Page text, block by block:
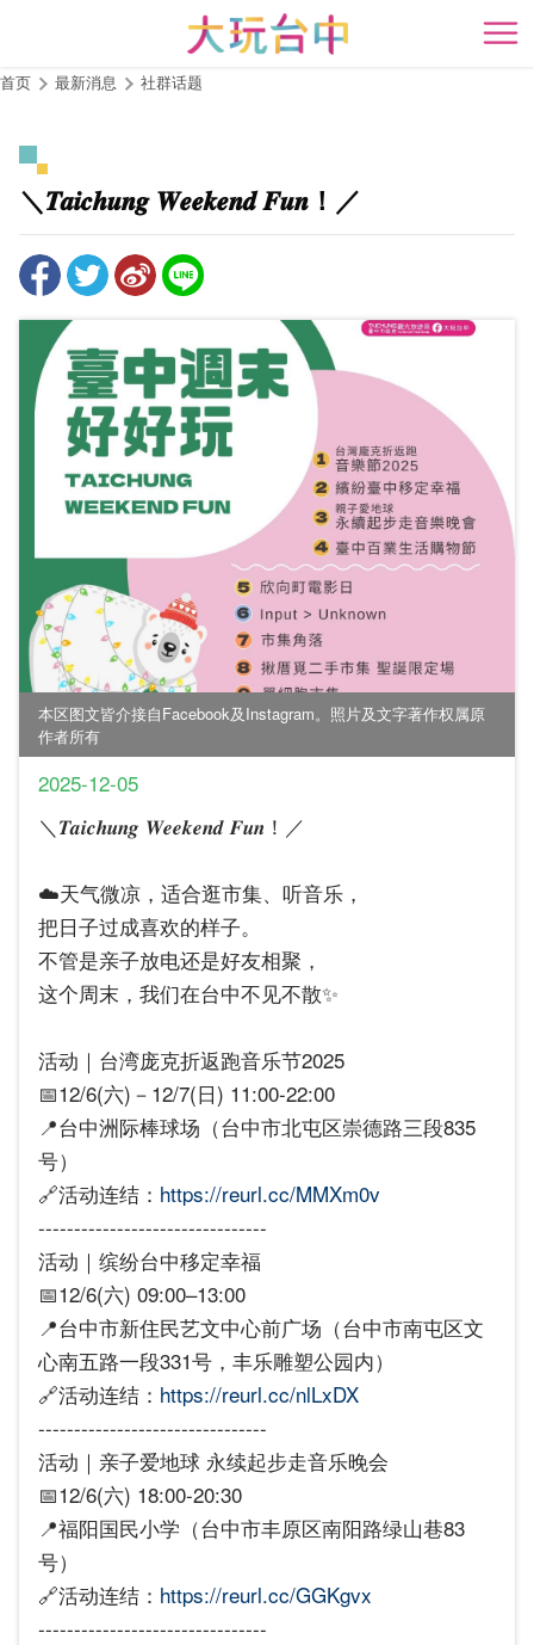
主
要
开
首页 最新消息 社群话题
＼𝑻𝒂𝒊𝒄𝒉𝒖𝒏𝒈 𝑾𝒆𝒆𝒌𝒆𝒏𝒅 𝑭𝒖𝒏！／
本区图文皆介接自Facebook及Instagram。照片及文字著作权属原
作者所有
2025-12-05
＼𝑻𝒂𝒊𝒄𝒉𝒖𝒏𝒈 𝑾𝒆𝒆𝒌𝒆𝒏𝒅 𝑭𝒖𝒏！／
☁️天气微凉，适合逛市集、听音乐，
把日子过成喜欢的样子。
不管是亲子放电还是好友相聚，
这个周末，我们在台中不见不散✨
活动｜台湾庞克折返跑音乐节2025
📅12/6(六)－12/7(日) 11:00-22:00
📍台中洲际棒球场（台中市北屯区崇德路三段835
号）
🔗活动连结： https://reurl.cc/MMXm0v
--------------------------------
活动｜缤纷台中移定幸福
📅12/6(六) 09:00–13:00
📍台中市新住民艺文中心前广场（台中市南屯区文
心南五路一段331号，丰乐雕塑公园内）
🔗活动连结： https://reurl.cc/nlLxDX
--------------------------------
活动｜亲子爱地球 永续起步走音乐晚会
📅12/6(六) 18:00-20:30
📍福阳国民小学（台中市丰原区南阳路绿山巷83
号）
🔗活动连结： https://reurl.cc/GGKgvx
--------------------------------